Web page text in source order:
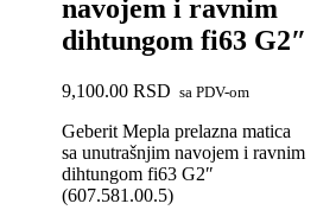
navojem i ravnim
dihtungom fi63 G2″
9,100.00 RSD sa PDV-om
Geberit Mepla prelazna matica
sa unutrašnjim navojem i ravnim
dihtungom fi63 G2″
(607.581.00.5)